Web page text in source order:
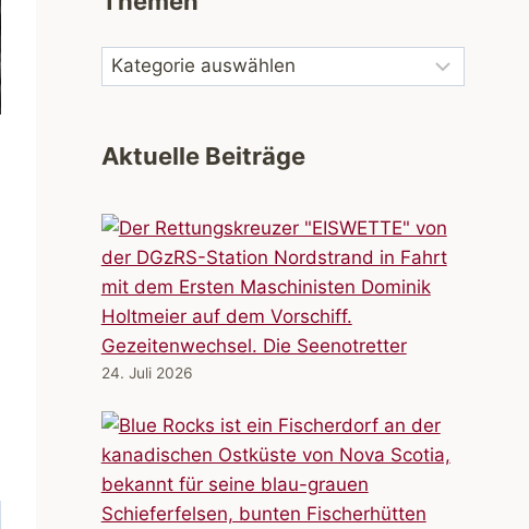
Aktuelle Beiträge
Gezeitenwechsel. Die Seenotretter
24. Juli 2026